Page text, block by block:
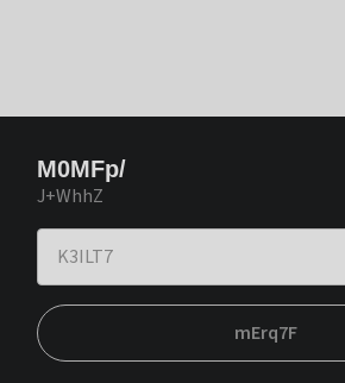
M0MFp/
J+WhhZ
mErq7F